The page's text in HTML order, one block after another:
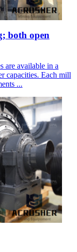
both open
are available in a
capacities. Each mill
...